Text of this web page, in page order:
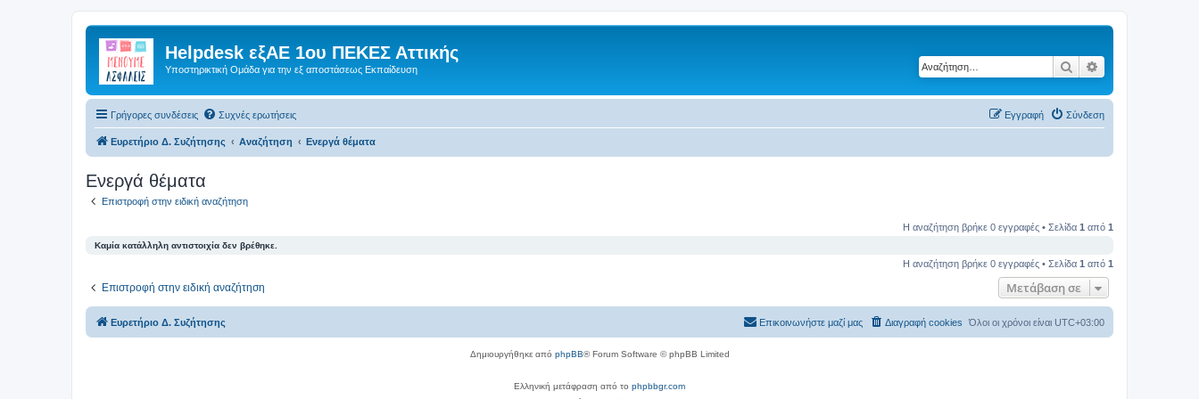
Helpdesk εξΑΕ 1ου ΠΕΚΕΣ Αττικής
Υποστηρικτική Ομάδα για την εξ αποστάσεως Εκπαίδευση Αναζήτηση
Γρήγορες συνδέσεις Συχνές ερωτήσεις Σύνδεση
Εγγραφή
Ευρετήριο Δ. Συζήτησης Αναζήτηση Ενεργά θέματα
Ενεργά θέματα
Επιστροφή στην ειδική αναζήτηση
Η αναζήτηση βρήκε 0 εγγραφές • Σελίδα 1 από 1
Καμία κατάλληλη αντιστοιχία δεν βρέθηκε.
Η αναζήτηση βρήκε 0 εγγραφές • Σελίδα 1 από 1
Επιστροφή στην ειδική αναζήτηση Μετάβαση σε
Ευρετήριο Δ. Συζήτησης Όλοι οι χρόνοι είναι UTC+03:00
Διαγραφή cookies
Επικοινωνήστε μαζί μας
Δημιουργήθηκε από phpBB® Forum Software © phpBB Limited
Ελληνική μετάφραση από το phpbbgr.com